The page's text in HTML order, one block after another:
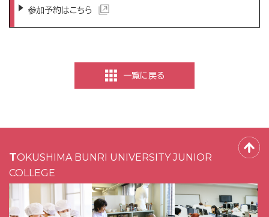
参加予約はこちら
一覧に戻る
TOKUSHIMA BUNRI UNIVERSITY JUNIOR
COLLEGE